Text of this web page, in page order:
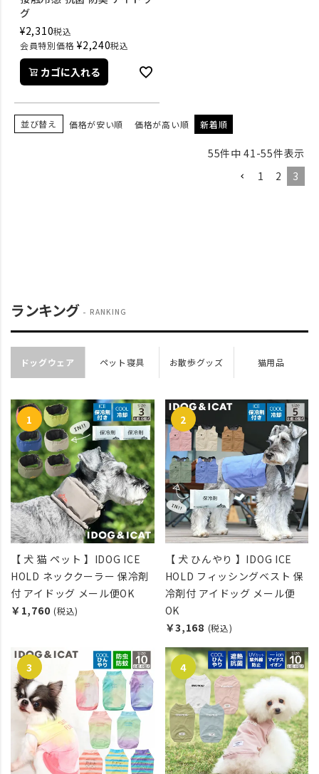
グ
¥2,310税込
会員特別価格 ¥2,240税込
カゴに入れる
並び替え 価格が安い順 価格が高い順 新着順
55件中 41 -55件表示
1
2 3
ランキング RANKING
ドッグウェア ペット寝具 お散歩グッズ 猫用品
【 犬 猫 ペット 】IDOG ICE
HOLD ネッククーラー 保冷剤
付 アイドッグ メール便OK
￥1,760 (税込)
【 犬 ひんやり 】IDOG ICE
HOLD フィッシングベスト 保
冷剤付 アイドッグ メール便
OK
￥3,168 (税込)